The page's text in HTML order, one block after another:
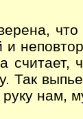
и
считает,
Так
руку нам,